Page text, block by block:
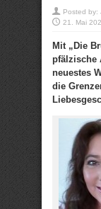
Posted by:
21. Mai
Mit „Die
pfälzische
neuestes
die